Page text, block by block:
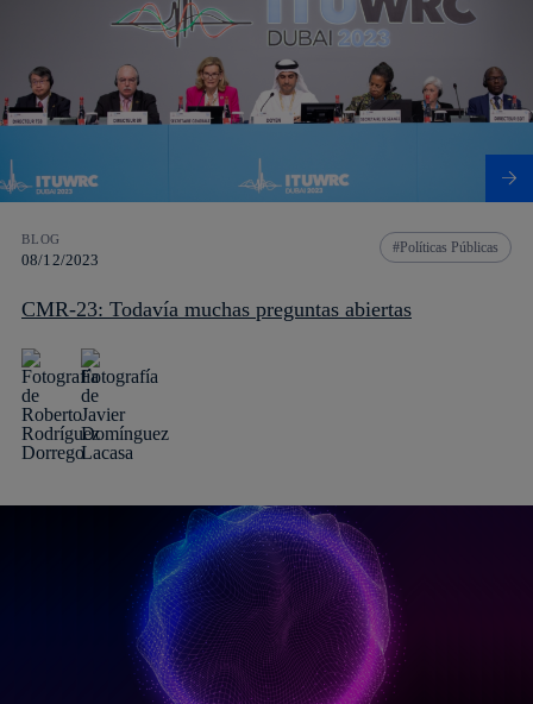
BLOG
08/12/2023
Políticas Públicas
CMR-23: Todavía muchas preguntas abiertas